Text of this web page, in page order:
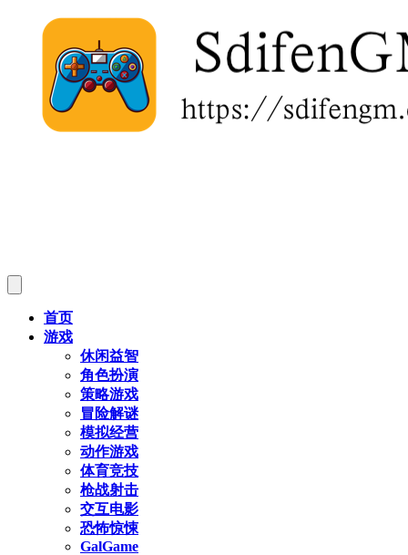
首页
游戏
休闲益智
角色扮演
策略游戏
冒险解谜
模拟经营
动作游戏
体育竞技
枪战射击
交互电影
恐怖惊悚
GalGame